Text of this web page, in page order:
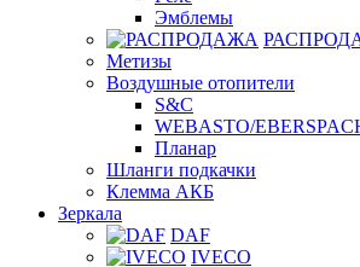
Эмблемы
Метизы
Воздушные отопители
S&C
WEBASTO/
Планар
Шланги подкачки
Клемма АКБ
Зеркала
DAF
IVECO